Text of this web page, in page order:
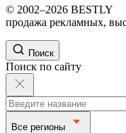
© 2002–2026 BESTLY
продажа рекламных,
Поиск
Поиск по сайту
Все регионы